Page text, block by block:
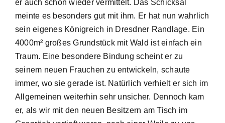
er auch schon wieder vermittelt. Das Schicksal
meinte es besonders gut mit ihm. Er hat nun wahrlich
sein eigenes Königreich in Dresdner Randlage. Ein
4000m² großes Grundstück mit Wald ist einfach ein
Traum. Eine besondere Bindung scheint er zu
seinem neuen Frauchen zu entwickeln, schaute
immer, wo sie gerade ist. Natürlich verhielt er sich im
Allgemeinen weiterhin sehr unsicher. Dennoch kam
er, als wir mit den neuen Besitzern am Tisch im